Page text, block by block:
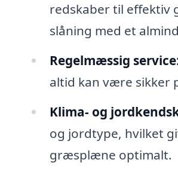
redskaber til effektiv
slåning med et
Regelmæssig
altid kan være sikker
Klima- og
og jordtype, hvilket
græsplæne optimalt.